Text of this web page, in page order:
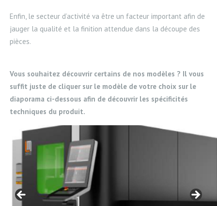
Enfin, le secteur d’activité va être un facteur important afin de
jauger la qualité et la finition attendue dans la découpe des
pièces.
Vous souhaitez découvrir certains de nos modèles ? Il vous
suffit juste de cliquer sur le modèle de votre choix sur le
diaporama ci-dessous afin de découvrir les spécificités
techniques du produit.